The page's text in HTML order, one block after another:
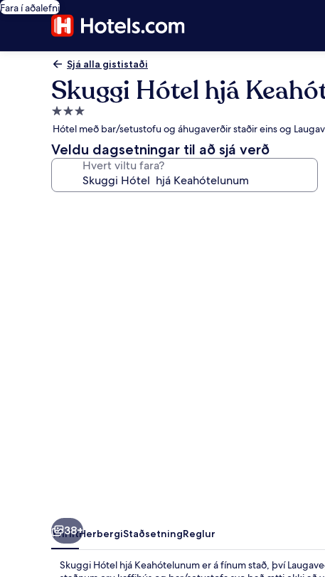
Fara í aðalefni
Sjá alla gististaði
Skuggi Hótel hjá
3.0
stjörnu
gististaður
Hótel með bar/setustofu og áhugaverðir staðir eins og
Veldu dagsetningar til að sjá verð
Hvert viltu fara?
38+
YfirlitHerbergiStaðsetningReglur
Skuggi Hótel hjá Keahótelunum er á fínum stað, því